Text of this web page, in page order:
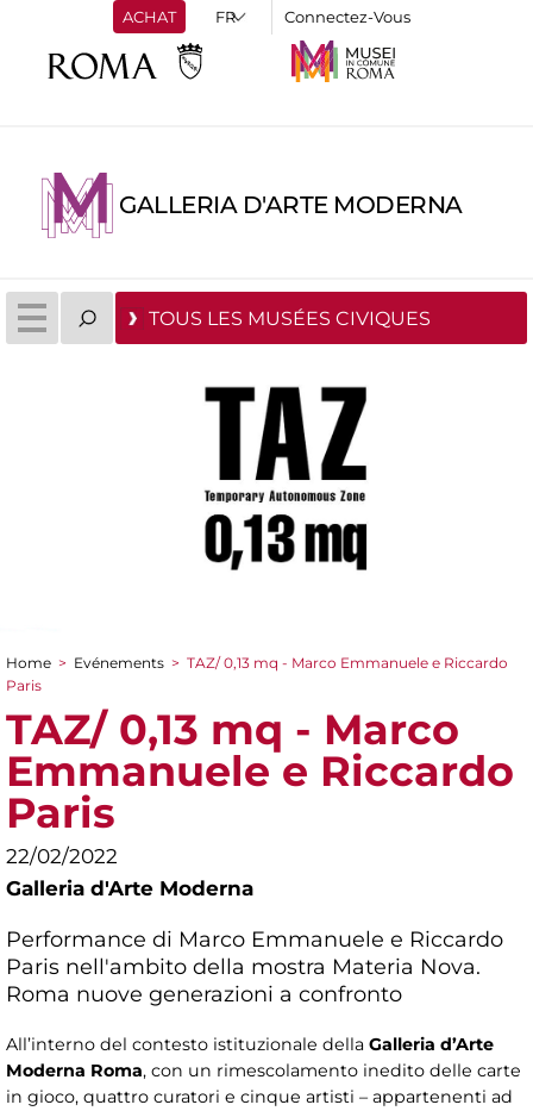
ACHAT Connectez-Vous
GALLERIA D'ARTE MODERNA
TOUS LES MUSÉES CIVIQUES
You are here
Home > Evénements > TAZ/ 0,13 mq - Marco Emmanuele e Riccardo
Paris
TAZ/ 0,13 mq - Marco
Emmanuele e Riccardo
Paris
22/02/2022
Galleria d'Arte Moderna
Performance di Marco Emmanuele e Riccardo
Paris nell'ambito della mostra Materia Nova.
Roma nuove generazioni a confronto
All’interno del contesto istituzionale della Galleria d’Arte
Moderna Roma, con un rimescolamento inedito delle carte
in gioco, quattro curatori e cinque artisti – appartenenti ad